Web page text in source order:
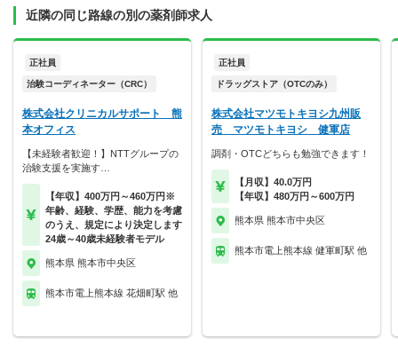
近隣の同じ路線の別の薬剤師求人
正社員
治験コーディネーター（CRC）
株式会社クリニカルサポート 熊
本オフィス
【未経験者歓迎！】NTTグループの
治験支援を実施す…
【年収】400万円～460万円※
年齢、経験、学歴、能力を考慮
のうえ、規定により決定します
24歳～40歳未経験者モデル
熊本県 熊本市中央区
熊本市電上熊本線 花畑町駅 他
正社員
ドラッグストア（OTCのみ）
株式会社マツモトキヨシ九州販
売 マツモトキヨシ 健軍店
調剤・OTCどちらも勉強できます！
【月収】40.0万円
【年収】480万円～600万円
熊本県 熊本市中央区
熊本市電上熊本線 健軍町駅 他